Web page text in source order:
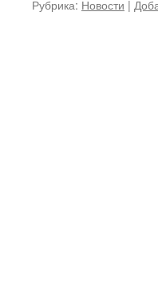
Рубрика: Новости |